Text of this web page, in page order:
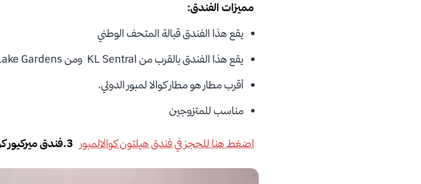
مميزات الفندق:
يقع هذا الفندق قبالة المتحف الوطني
يقع هذا الفندق بالقرب من KL Sentral ومن Lake Gardens.
أقرب مطار هو مطار كوالا لمبور الدولي.
مناسب للمتزوجين
اضغط هنا للحجز في فندق هيلتون كوالالمبور 3.فندق ميركيور كوالالمبور شاو بارادي